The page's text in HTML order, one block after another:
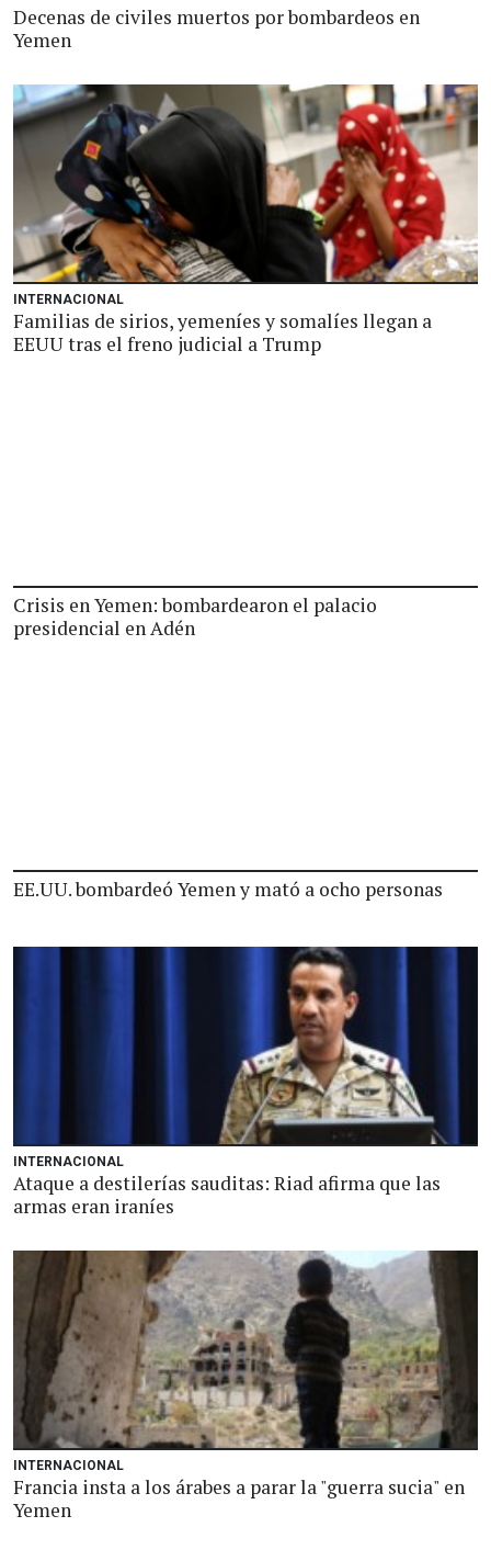
Decenas de civiles muertos por bombardeos en
Yemen
INTERNACIONAL
Familias de sirios, yemeníes y somalíes llegan a
EEUU tras el freno judicial a Trump
Crisis en Yemen: bombardearon el palacio
presidencial en Adén
EE.UU. bombardeó Yemen y mató a ocho personas
INTERNACIONAL
Ataque a destilerías sauditas: Riad afirma que las
armas eran iraníes
INTERNACIONAL
Francia insta a los árabes a parar la "guerra sucia" en
Yemen